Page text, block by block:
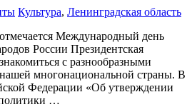
Культура, Ленинградская область
Международный день
России Президентская
с разнообразными
многонациональной страны. В
Федерации «Об утверждении
…